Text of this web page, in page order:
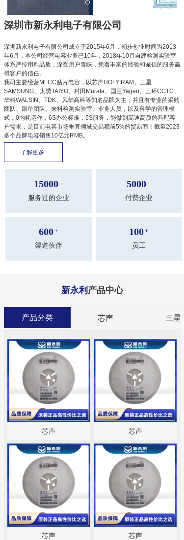
深圳市新永利电子有限公司
深圳新永利电子有限公司成立于2015年6月，初步创业时间为2013
年6月，本公司经营电容业务已10年，2018年10月自建检测实验室
体系严控用料品质，深受用户青睐，凭着丰富的经验和诚信的服务赢
得客户的信任。
我司主要经营MLCC贴片电容，以芯声HOLY RAM、三星
SAMSUNG、太诱TAIYO、村田Murata、国巨Yageo、三环CCTC、
华科WALSIN、TDK、风华高科等知名品牌为主，并且有专业的采购
团队、跟单团队、来料检测实验室、业务人员，以及科学的管理模
式，0内耗运作，6S办公标准，5S服务，能做到高速高质的匹配客
户需求，是目前电容市场垂直领域交易额前5%的贸易商！截至2023
多个品牌电容销售10亿元RMB。
了解更多
15000+
服务过的企业
5000+
付费企业
600+
渠道伙伴
100+
员工
新永利 产品中心
分类 芯声 三星
芯声 芯声
芯声 芯声
产品分类